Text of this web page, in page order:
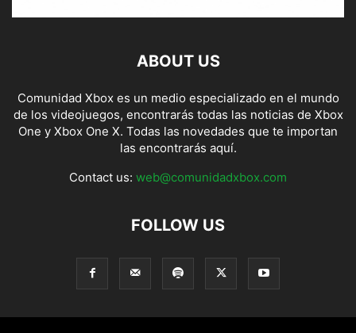
ABOUT US
Comunidad Xbox es un medio especializado en el mundo
de los videojuegos, encontrarás todas las noticias de Xbox
One y Xbox One X. Todas las novedades que te importan
las encontrarás aquí.
Contact us: web@comunidadxbox.com
FOLLOW US